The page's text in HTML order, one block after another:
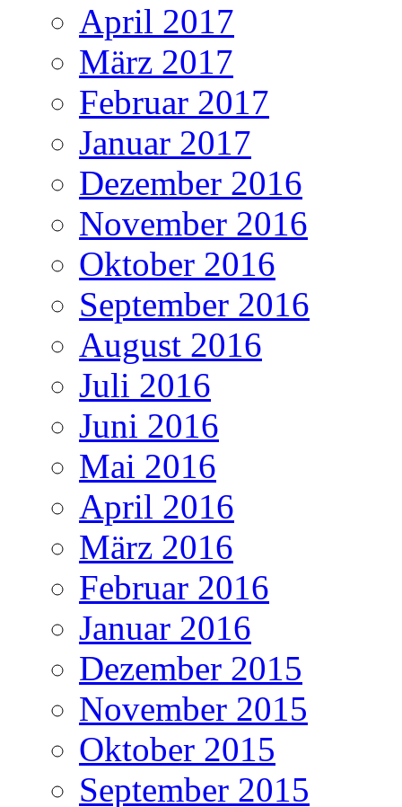
April 2017
März 2017
Februar 2017
Januar 2017
Dezember 2016
November 2016
Oktober 2016
September 2016
August 2016
Juli 2016
Juni 2016
Mai 2016
April 2016
März 2016
Februar 2016
Januar 2016
Dezember 2015
November 2015
Oktober 2015
September 2015